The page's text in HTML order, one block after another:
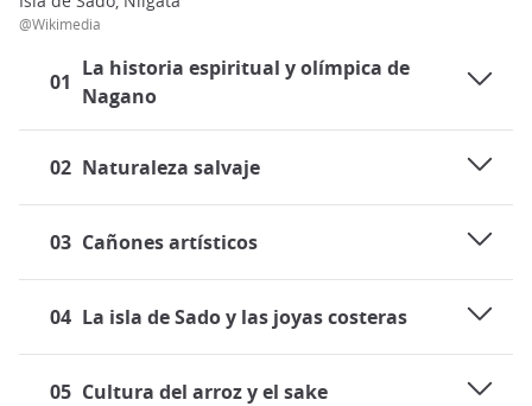
01
La historia espiritual y olímpica de
Nagano
02 Naturaleza salvaje
03 Cañones artísticos
04 La isla de Sado y las joyas costeras
05 Cultura del arroz y el sake
@Wikimedia